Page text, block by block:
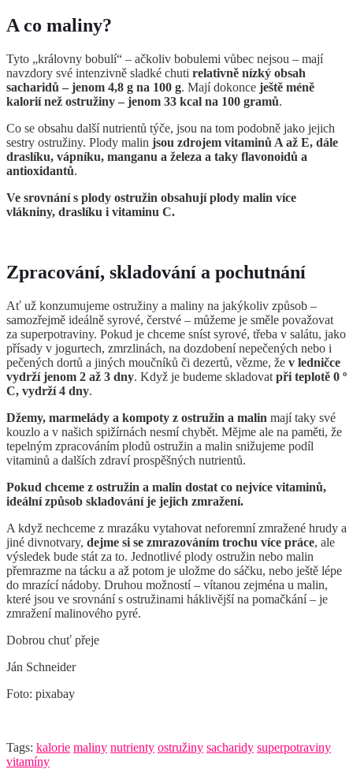
A co maliny?
Tyto „královny bobulí“ – ačkoliv bobulemi vůbec nejsou – mají
navzdory své intenzivně sladké chuti relativně nízký obsah
sacharidů – jenom 4,8 g na 100 g. Mají dokonce ještě méně
kalorií než ostružiny – jenom 33 kcal na 100 gramů.
Co se obsahu další nutrientů týče, jsou na tom podobně jako jejich
sestry ostružiny. Plody malin jsou zdrojem vitaminů A až E, dále
draslíku, vápníku, manganu a železa a taky flavonoidů a
antioxidantů.
Ve srovnání s plody ostružin obsahují plody malin více
vlákniny, draslíku i vitaminu C.
Zpracování, skladování a pochutnání
Ať už konzumujeme ostružiny a maliny na jakýkoliv způsob –
samozřejmě ideálně syrové, čerstvé – můžeme je směle považovat
za superpotraviny. Pokud je chceme sníst syrové, třeba v salátu, jako
přísady v jogurtech, zmrzlinách, na dozdobení nepečených nebo i
pečených dortů a jiných moučníků či dezertů, vězme, že v ledničce
vydrží jenom 2 až 3 dny. Když je budeme skladovat při teplotě 0 º
C, vydrží 4 dny.
Džemy, marmelády a kompoty z ostružin a malin mají taky své
kouzlo a v našich spižírnách nesmí chybět. Mějme ale na paměti, že
tepelným zpracováním plodů ostružin a malin snižujeme podíl
vitaminů a dalších zdraví prospěšných nutrientů.
Pokud chceme z ostružin a malin dostat co nejvíce vitaminů,
ideální způsob skladování je jejich zmražení.
A když nechceme z mrazáku vytahovat neforemní zmražené hrudy a
jiné divnotvary, dejme si se zmrazováním trochu více práce, ale
výsledek bude stát za to. Jednotlivé plody ostružin nebo malin
přemrazme na tácku a až potom je uložme do sáčku, nebo ještě lépe
do mrazící nádoby. Druhou možností – vítanou zejména u malin,
které jsou ve srovnání s ostružinami háklivější na pomačkání – je
zmražení malinového pyré.
Dobrou chuť přeje
Ján Schneider
Foto: pixabay
Tags: kalorie maliny nutrienty ostružiny sacharidy superpotraviny
vitamíny